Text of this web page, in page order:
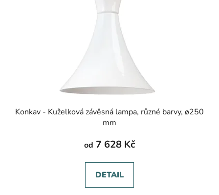
Konkav - Kuželková závěsná lampa, různé barvy, ø250
mm
od 7 628 Kč
DETAIL